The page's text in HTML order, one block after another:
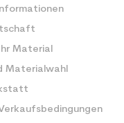
Material
Materialwahl